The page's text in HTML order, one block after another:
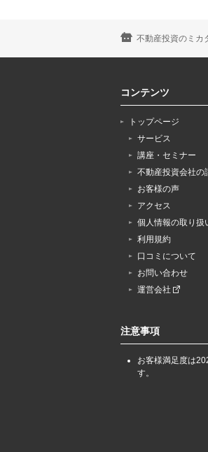
不動産投資のミカ
コンテンツ
トップページ
サービス
講座・セミナー
不動産投資会社の
お客様の声
アクセス
個人情報の取り扱
利用規約
口コミについて
お問い合わせ
運営会社
注意事項
お客様満足度は
す。